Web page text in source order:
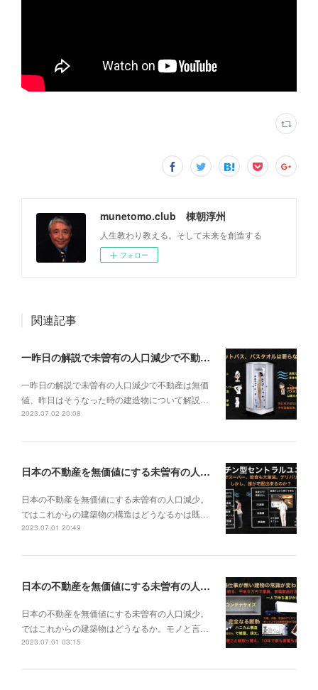
munetomo.club 棟朝淳州
人生教わり教える。そして未来を創造する
フォロー
関連記事
一昨日の解説で未曽有の人口減少で不動産は無価値、昨日はそうなった時の建造物について解説、今日からはその設備について解説をして行く。
一昨日の解説で未曽有の人口減少で不動産は無価
値、昨日はそうなった時の建造物について解説…
2023.07.02 20:08
日本の不動産を無価値にする未曽有の人口減少。ではこれからの建築物の構造はどうなるかは既に解説した。今はその内部の内容。その1
日本の不動産を無価値にする未曽有の人口減少。
ではこれからの建築物の構造はどうなるかは既…
2023.07.01 20:49
日本の不動産を無価値にする未曽有の人口減少。ではこれからの建築物はどうなるか。
日本の不動産を無価値にする未曽有の人口減少。
ではこれからの建築物はどうなるか。モノと言…
2023.07.01 03:15